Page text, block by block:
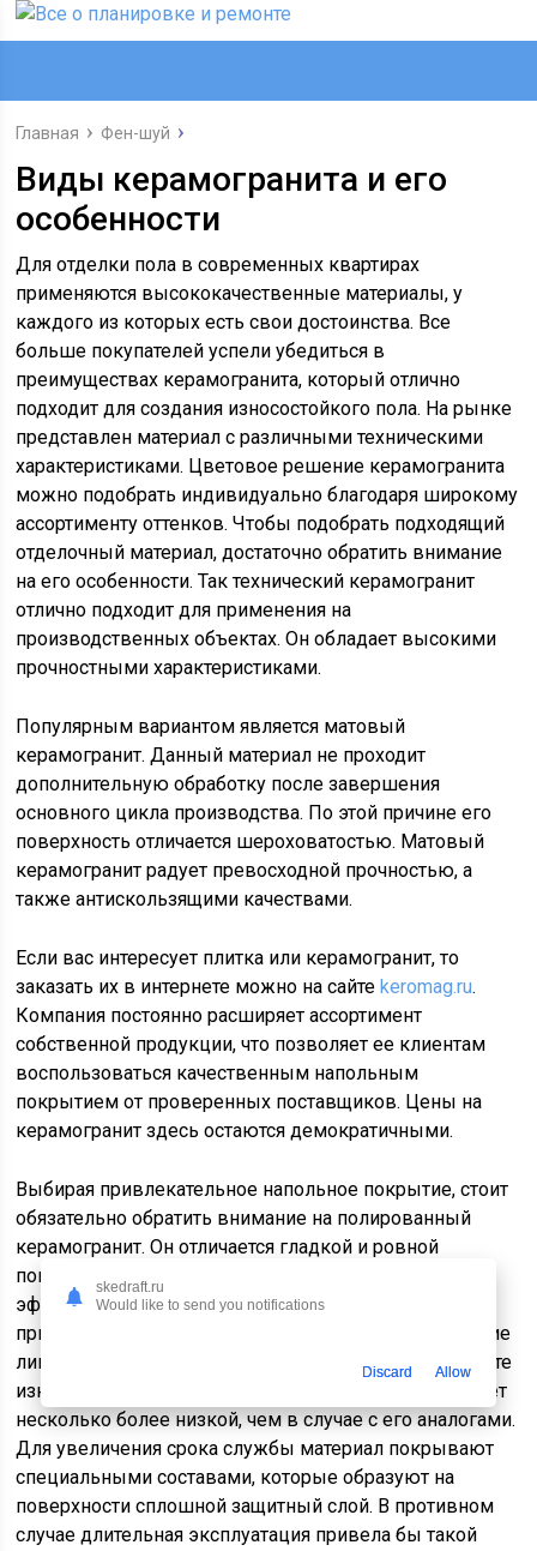
Главная Фен-шуй
Виды керамогранита и его
особенности
Для отделки пола в современных квартирах
применяются высококачественные материалы, у
каждого из которых есть свои достоинства. Все
больше покупателей успели убедиться в
преимуществах керамогранита, который отлично
подходит для создания износостойкого пола. На рынке
представлен материал с различными техническими
характеристиками. Цветовое решение керамогранита
можно подобрать индивидуально благодаря широкому
ассортименту оттенков. Чтобы подобрать подходящий
отделочный материал, достаточно обратить внимание
на его особенности. Так технический керамогранит
отлично подходит для применения на
производственных объектах. Он обладает высокими
прочностными характеристиками.
Популярным вариантом является матовый
керамогранит. Данный материал не проходит
дополнительную обработку после завершения
основного цикла производства. По этой причине его
поверхность отличается шероховатостью. Матовый
керамогранит радует превосходной прочностью, а
также антискользящими качествами.
Если вас интересует плитка или керамогранит, то
заказать их в интернете можно на сайтеkeromag.ru.
Компания постоянно расширяет ассортимент
собственной продукции, что позволяет ее клиентам
воспользоваться качественным напольным
покрытием от проверенных поставщиков. Цены на
керамогранит здесь остаются демократичными.
Выбирая привлекательное напольное покрытие, стоит
обязательно обратить внимание на полированный
керамогранит. Он отличается гладкой и ровной
поверхностью, которая обладает зеркальным
эффектом. Для изготовления керамогранита
применяются абразивные компоненты, скалывающие
лишние фрагменты сырья с поверхности. В результате
износостойкость полированного керамогранита будет
несколько более низкой, чем в случае с его аналогами.
Для увеличения срока службы материал покрывают
специальными составами, которые образуют на
поверхности сплошной защитный слой. В противном
случае длительная эксплуатация привела бы такой
skedraft.ru
Would like to send you notifications
Discard Allow